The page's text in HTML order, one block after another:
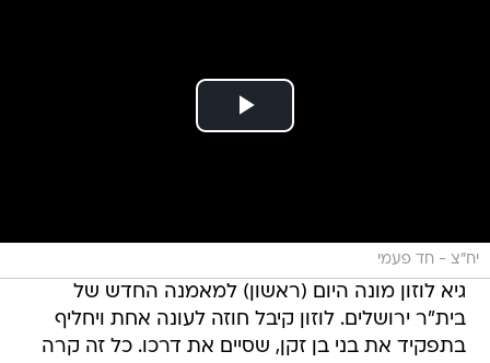
יח"צ - חד פעמי
גיא לוזון מונה היום (ראשון) למאמנה החדש של
בית"ר ירושלים. לוזון קיבל חוזה לעונה אחת ויחליף
בתפקיד את בני בן זקן, שסיים את דרכו. כל זה קרה